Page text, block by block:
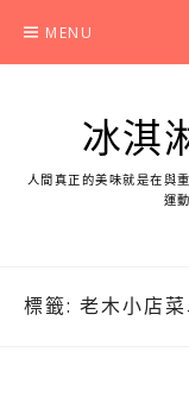
content
MENU
冰淇
人間真正的美味就是在與
運
標籤: 老木小店菜